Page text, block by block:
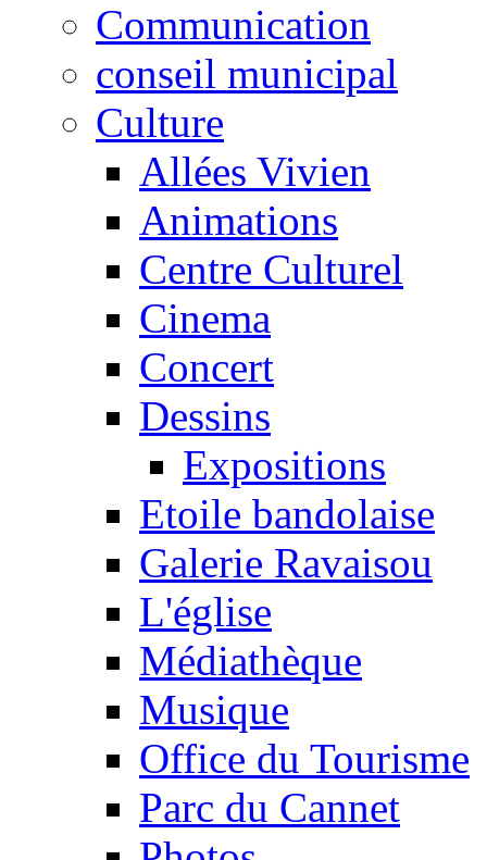
Communication
conseil municipal
Culture
Allées Vivien
Animations
Centre Culturel
Cinema
Concert
Dessins
Expositions
Etoile bandolaise
Galerie Ravaisou
L'église
Médiathèque
Musique
Office du Tourisme
Parc du Cannet